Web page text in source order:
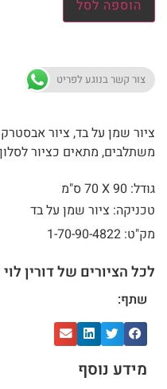
הוספה לסל
צור קשר בנוגע לפריט
ציור שמן על בד, ציור
משתלבים, מתאים כציור
גודל: 90 X
70 ס"מ
טכניקה: ציור שמן על בד
מק"ט: 1-70-90-4822
לכל הציורים של דורין
שתף:
מידע נוסף